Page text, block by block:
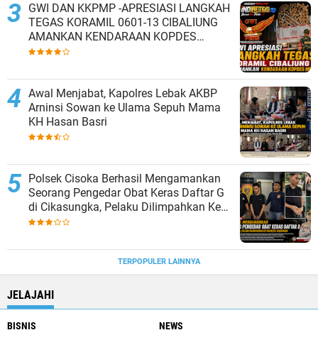
GWI DAN KKPMP -APRESIASI LANGKAH
TEGAS KORAMIL 0601-13 CIBALIUNG
AMANKAN KENDARAAN KOPDES
MERAH PUTIH
Awal Menjabat, Kapolres Lebak AKBP
Arninsi Sowan ke Ulama Sepuh Mama
KH Hasan Basri
Polsek Cisoka Berhasil Mengamankan
Seorang Pengedar Obat Keras Daftar G
di Cikasungka, Pelaku Dilimpahkan Ke
Polresta Tangerang
TERPOPULER LAINNYA
JELAJAHI
BISNIS NEWS